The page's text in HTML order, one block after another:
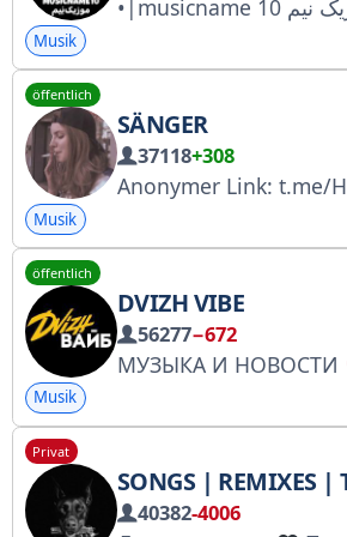
Musik
öffentlich
SÄNGER
37118+308
Anonymer Link: t.me/
Musik
öffentlich
DVIZH VIBE
56277−672
МУЗЫКА И НОВОСТИ
Musik
Privat
SONGS | REMIXES |
40382-4006